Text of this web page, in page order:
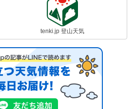
tenki.jp 登山天気